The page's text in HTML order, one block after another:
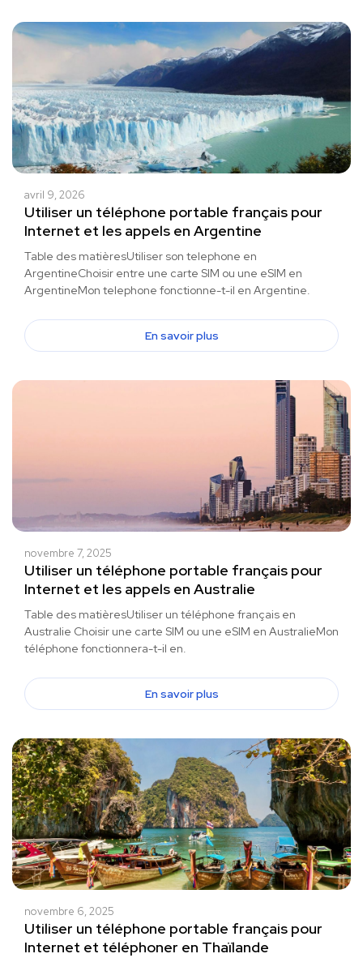
avril 9, 2026
Utiliser un téléphone portable français pour
Internet et les appels en Argentine
Table des matièresUtiliser son telephone en
ArgentineChoisir entre une carte SIM ou une eSIM en
ArgentineMon telephone fonctionne-t-il en Argentine.
En savoir plus
novembre 7, 2025
Utiliser un téléphone portable français pour
Internet et les appels en Australie
Table des matièresUtiliser un téléphone français en
Australie Choisir une carte SIM ou une eSIM en AustralieMon
téléphone fonctionnera-t-il en.
En savoir plus
novembre 6, 2025
Utiliser un téléphone portable français pour
Internet et téléphoner en Thaïlande